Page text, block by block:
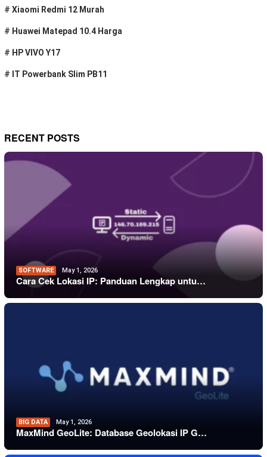
# Xiaomi Redmi 12 Murah
# Huawei Matepad 10.4 Harga
# HP VIVO Y17
# IT Powerbank Slim PB11
RECENT POSTS
SOFTWARE May 1, 2026
Cara Cek Lokasi IP: Panduan Lengkap untu…
BIG DATA May 1, 2026
MaxMind GeoLite: Database Geolokasi IP G…